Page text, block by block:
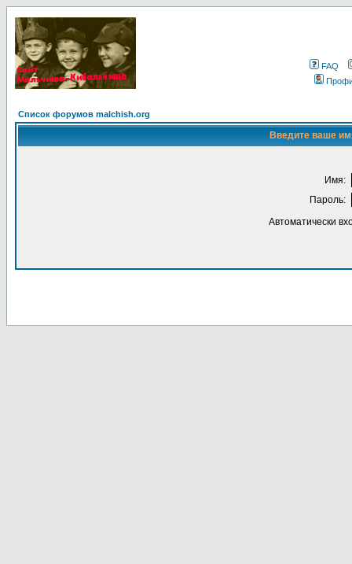
FAQ
Список форумов malchish.org
Введите ваше
Имя:
Пароль:
Автоматически